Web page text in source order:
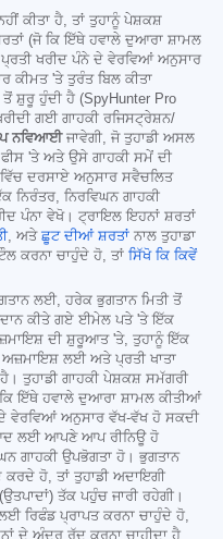
ਕੀਤਾ ਹੈ, ਤਾਂ ਤੁਹਾਨੂੰ ਪੇਸ਼ਕਸ਼
(ਜੋ ਕਿ ਇੱਥੇ ਹਵਾਲੇ ਦੁਆਰਾ ਸ਼ਾਮਲ
ਖਰੀਦ ਪੰਨੇ ਦੇ ਵੇਰਵਿਆਂ ਅਨੁਸਾਰ
ਕੀਮਤ 'ਤੇ ਤੁਰੰਤ ਬਿਲ ਕੀਤਾ
ਤੋਂ ਸ਼ੁਰੂ ਹੁੰਦੀ ਹੈ (SpyHunter Pro
ਗਈ ਗਾਹਕੀ ਰਜਿਸਟ੍ਰੇਸ਼ਨ/
ਨਵਿਆਈਜਾਵੇਗੀ, ਜੋ ਤੁਹਾਡੀ ਅਸਲ
'ਤੇ ਅਤੇ ਉਸੇ ਗਾਹਕੀ ਸਮੇਂ ਦੀ
ਦਰਸਾਏ ਅਨੁਸਾਰ ਸਵੈਚਲਿਤ
ਨਿਰੰਤਰ, ਨਿਰਵਿਘਨ ਗਾਹਕੀ
ਪੰਨਾ ਵੇਖੋ। ਟ੍ਰਾਇਲ ਇਹਨਾਂ ਸ਼ਰਤਾਂ
, ਅਤੇ ਛੂਟ ਦੀਆਂ ਸ਼ਰਤਾਂ ਨਾਲ ਤੁਹਾਡਾ
ਕਰਨਾ ਚਾਹੁੰਦੇ ਹੋ, ਤਾਂ ਸਿੱਖੋ ਕਿ ਕਿਵੇਂ
ਲਈ, ਹਰੇਕ ਭੁਗਤਾਨ ਮਿਤੀ ਤੋਂ
ਕੀਤੇ ਗਏ ਈਮੇਲ ਪਤੇ 'ਤੇ ਇੱਕ
ਦੀ ਸ਼ੁਰੂਆਤ 'ਤੇ, ਤੁਹਾਨੂੰ ਇੱਕ
ਲਈ ਅਤੇ ਪ੍ਰਤੀ ਖਾਤਾ
ਤੁਹਾਡੀ ਗਾਹਕੀ ਪੇਸ਼ਕਸ਼ ਸਮੱਗਰੀ
ਇੱਥੇ ਹਵਾਲੇ ਦੁਆਰਾ ਸ਼ਾਮਲ ਕੀਤੀਆਂ
ਵੇਰਵਿਆਂ ਅਨੁਸਾਰ ਵੱਖ-ਵੱਖ ਹੋ ਸਕਦੀ
ਲਈ ਆਪਣੇ ਆਪ ਰੀਨਿਊ ਹੋ
ਗਾਹਕੀ ਉਪਭੋਗਤਾ ਹੋ। ਭੁਗਤਾਨ
ਹੋ, ਤਾਂ ਤੁਹਾਡੀ ਅਦਾਇਗੀ
ਤੱਕ ਪਹੁੰਚ ਜਾਰੀ ਰਹੇਗੀ।
ਰਿਫੰਡ ਪ੍ਰਾਪਤ ਕਰਨਾ ਚਾਹੁੰਦੇ ਹੋ,
ਦੇ ਅੰਦਰ ਰੱਦ ਕਰਨਾ ਚਾਹੀਦਾ ਹੈ